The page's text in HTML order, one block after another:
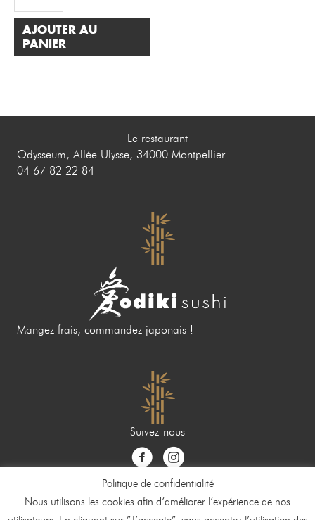
AJOUTER AU
PANIER
Le restaurant
Odysseum, Allée Ulysse, 34000 Montpellier
04 67 82 22 84
Mangez frais, commandez japonais !
Suivez-nous
Liste des allergènes
Politique de confidentialité
Nous utilisons les cookies afin d’améliorer l’expérience de nos